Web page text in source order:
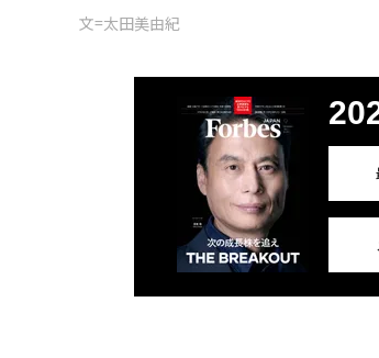
文=太田美由紀